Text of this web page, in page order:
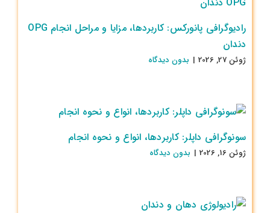
رادیوگرافی پانورکس: کاربردها، مزایا و مراحل انجام OPG
دندان
ژوئن 27, 2026 | بدون ديدگاه
سونوگرافی داپلر: کاربردها، انواع و نحوه انجام
ژوئن 16, 2026 | بدون ديدگاه